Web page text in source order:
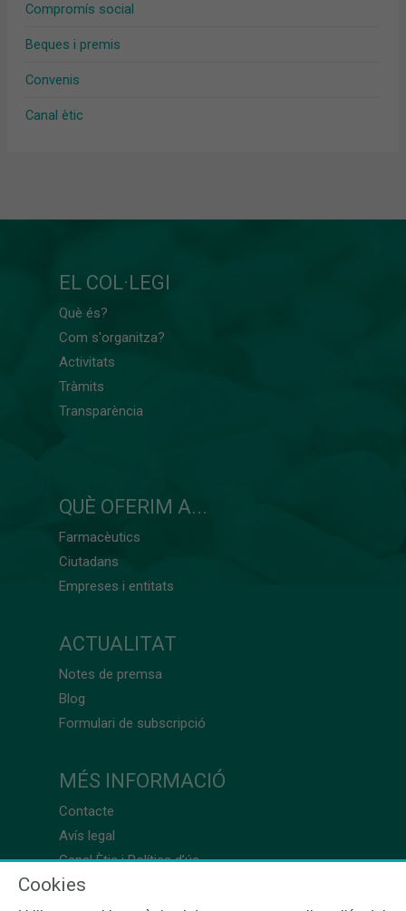
Compromís social
Beques i premis
Convenis
Canal ètic
EL COL·LEGI
Què és?
Com s'organitza?
Activitats
Tràmits
Transparència
QUÈ OFERIM A...
Farmacèutics
Ciutadans
Empreses i entitats
ACTUALITAT
Notes de premsa
Blog
Formulari de subscripció
MÉS INFORMACIÓ
Contacte
Avís legal
Canal Ètic i Política d’ús
Cookies